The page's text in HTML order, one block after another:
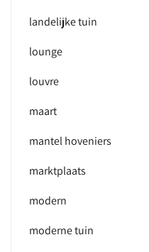
landelijke tuin
lounge
louvre
maart
mantel hoveniers
marktplaats
modern
moderne tuin